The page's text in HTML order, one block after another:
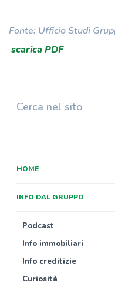
Fonte: Ufficio Studi
scarica PDF
Cerca nel sito
HOME
INFO DAL GRUPPO
Podcast
Info immobiliari
Info creditizie
Curiosità